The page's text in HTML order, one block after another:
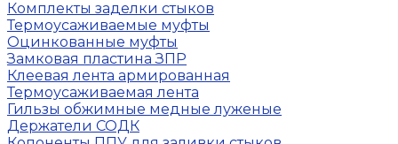
Комплекты заделки стыков
Термоусаживаемые муфты
Оцинкованные муфты
Замковая пластина ЗПР
Клеевая лента армированная
Термоусаживаемая лента
Гильзы обжимные медные луженые
Держатели СОДК